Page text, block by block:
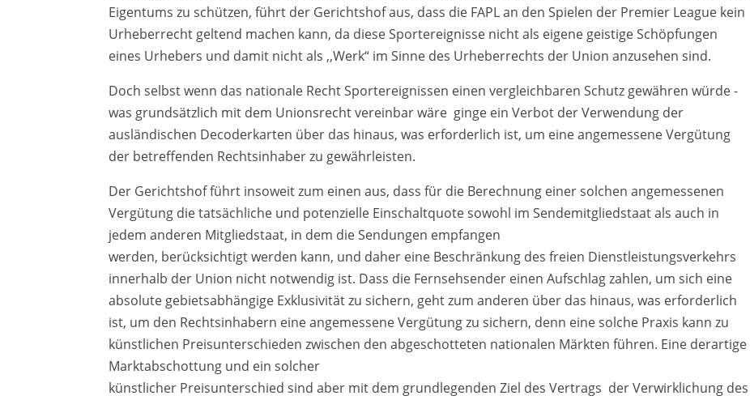
Eigentums zu schützen, führt der Gerichtshof aus, dass die FAPL an den Spielen der Premier League kein
Urheberrecht geltend machen kann, da diese Sportereignisse nicht als eigene geistige Schöpfungen
eines Urhebers und damit nicht als ,,Werk“ im Sinne des Urheberrechts der Union anzusehen sind.
Doch selbst wenn das nationale Recht Sportereignissen einen vergleichbaren Schutz gewähren würde ­
was grundsätzlich mit dem Unionsrecht vereinbar wäre ­ ginge ein Verbot der Verwendung der
ausländischen Decoderkarten über das hinaus, was erforderlich ist, um eine angemessene Vergütung
der betreffenden Rechtsinhaber zu gewährleisten.
Der Gerichtshof führt insoweit zum einen aus, dass für die Berechnung einer solchen angemessenen
Vergütung die tatsächliche und potenzielle Einschaltquote sowohl im Sendemitgliedstaat als auch in
jedem anderen Mitgliedstaat, in dem die Sendungen empfangen
werden, berücksichtigt werden kann, und daher eine Beschränkung des freien Dienstleistungsverkehrs
innerhalb der Union nicht notwendig ist. Dass die Fernsehsender einen Aufschlag zahlen, um sich eine
absolute gebietsabhängige Exklusivität zu sichern, geht zum anderen über das hinaus, was erforderlich
ist, um den Rechtsinhabern eine angemessene Vergütung zu sichern, denn eine solche Praxis kann zu
künstlichen Preisunterschieden zwischen den abgeschotteten nationalen Märkten führen. Eine derartige
Marktabschottung und ein solcher
künstlicher Preisunterschied sind aber mit dem grundlegenden Ziel des Vertrags ­ der Verwirklichung des